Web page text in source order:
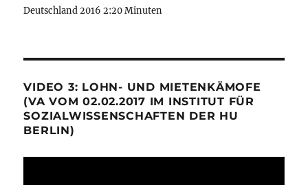
Deutschland 2016 2:20 Minuten
VIDEO 3: LOHN- UND MIETENKÄMOFE
(VA VOM 02.02.2017 IM INSTITUT FÜR
SOZIALWISSENSCHAFTEN DER HU
BERLIN)